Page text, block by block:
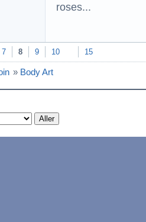
roses...
7 8 9 10 15
» Body Art